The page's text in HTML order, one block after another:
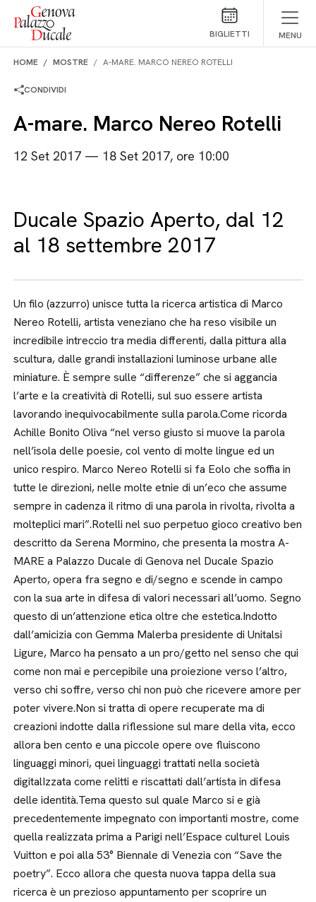
Salta al contenuto
BIGLIETTI MENU
HOME MOSTRE A-MARE. MARCO NEREO ROTELLI
CONDIVIDI
A-mare. Marco Nereo Rotelli
12 Set 2017 — 18 Set 2017, ore 10:00
Ducale Spazio Aperto, dal 12
al 18 settembre 2017
Un filo (azzurro) unisce tutta la ricerca artistica di Marco
Nereo Rotelli, artista veneziano che ha reso visibile un
incredibile intreccio tra media differenti, dalla pittura alla
scultura, dalle grandi installazioni luminose urbane alle
miniature. È sempre sulle “differenze” che si aggancia
l’arte e la creatività di Rotelli, sul suo essere artista
lavorando inequivocabilmente sulla parola.Come ricorda
Achille Bonito Oliva “nel verso giusto si muove la parola
nell’isola delle poesie, col vento di molte lingue ed un
unico respiro. Marco Nereo Rotelli si fa Eolo che soffia in
tutte le direzioni, nelle molte etnie di un’eco che assume
sempre in cadenza il ritmo di una parola in rivolta, rivolta a
molteplici mari”.Rotelli nel suo perpetuo gioco creativo ben
descritto da Serena Mormino, che presenta la mostra A-
MARE a Palazzo Ducale di Genova nel Ducale Spazio
Aperto, opera fra segno e di/segno e scende in campo
con la sua arte in difesa di valori necessari all’uomo. Segno
questo di un’attenzione etica oltre che estetica.Indotto
dall’amicizia con Gemma Malerba presidente di Unitalsi
Ligure, Marco ha pensato a un pro/getto nel senso che qui
come non mai e percepibile una proiezione verso l’altro,
verso chi soffre, verso chi non può che ricevere amore per
poter vivere.Non si tratta di opere recuperate ma di
creazioni indotte dalla riflessione sul mare della vita, ecco
allora ben cento e una piccole opere ove fluiscono
linguaggi minori, quei linguaggi trattati nella società
digitalIzzata come relitti e riscattati dall’artista in difesa
delle identità.Tema questo sul quale Marco si e già
precedentemente impegnato con importanti mostre, come
quella realizzata prima a Parigi nell’Espace culturel Louis
Vuitton e poi alla 53° Biennale di Venezia con “Save the
poetry”. Ecco allora che questa nuova tappa della sua
ricerca è un prezioso appuntamento per scoprire un